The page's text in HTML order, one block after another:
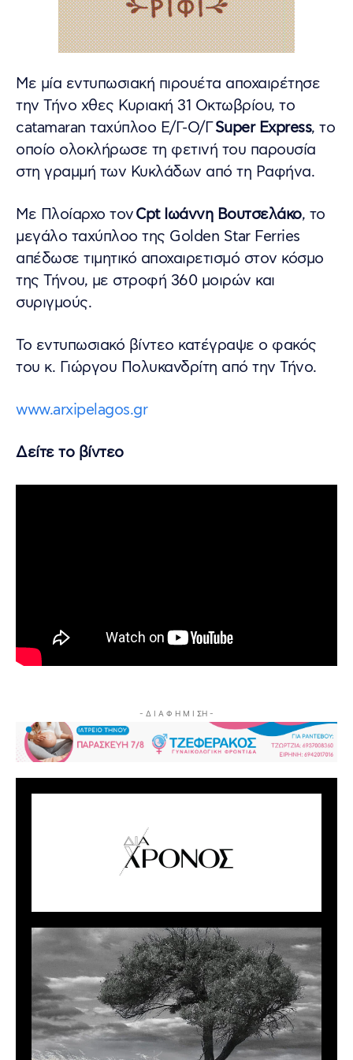
Με μία εντυπωσιακή πιρουέτα αποχαιρέτησε
την Τήνο χθες Κυριακή 31 Οκτωβρίου, το
catamaran ταχύπλοο Ε/Γ-Ο/ΓSuper Express, το
οποίο ολοκλήρωσε τη φετινή του παρουσία
στη γραμμή των Κυκλάδων από τη Ραφήνα.
Με Πλοίαρχο τονCpt Ιωάννη Βουτσελάκο, το
μεγάλο ταχύπλοο της Golden Star Ferries
απέδωσε τιμητικό αποχαιρετισμό στον κόσμο
της Τήνου, με στροφή 360 μοιρών και
συριγμούς.
Το εντυπωσιακό βίντεο κατέγραψε ο φακός
του κ. Γιώργου Πολυκανδρίτη από την Τήνο.
www.arxipelagos.gr
Δείτε το βίντεο
- Δ Ι Α Φ Η Μ Ι ΣΗ -